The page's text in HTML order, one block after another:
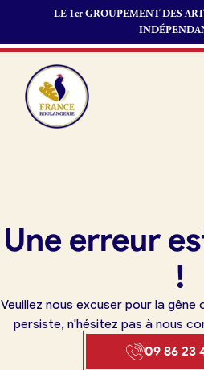
LE 1er GROUPEMENT DES
boulanger
Boulangerie
Pourquoi
Une erreur
!
Veuillez nous excuser pour la gêne
persiste, n'hésitez pas à nous
09 86 23